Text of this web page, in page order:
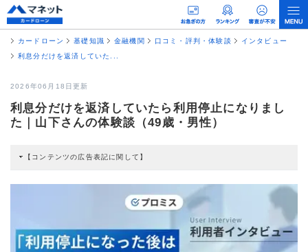
カードローン 基礎知識 金融機関 口コミ・評判・体験談
インタビュー
利息分だけを返済していた...
2026年06月18日更新
利息分だけを返済していたら利用停止になりまし
た｜山下さんの体験談（49歳・男性）
【コンテンツの広告表記に関して】
すると弊社に対して企業から紹介報酬が支払われるという収益モデルです。 た
だし、特定の商品を根拠なくPRするものではなく、当編集部の調査／ユーザー
への口コミ収集などに基づき、公平性を担保した情報提供を行っています。